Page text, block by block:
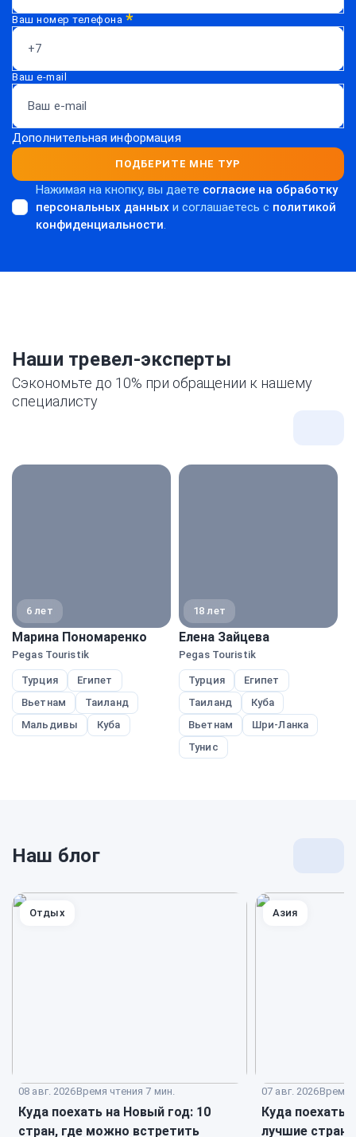
Ваш номер телефона *
Ваш e-mail
Дополнительная информация
ПОДБЕРИТЕ МНЕ ТУР
Нажимая на кнопку, вы даете согласие на обработку
персональных данных и соглашаетесь c политикой
конфиденциальности.
Наши тревел-эксперты
Сэкономьте до 10% при обращении к нашему
специалисту
6 лет
Марина Пономаренко
Pegas Touristik
Турция
Египет
Вьетнам
Таиланд
Мальдивы
Куба
18 лет
Елена Зайцева
Pegas Touristik
Турция
Египет
Таиланд
Куба
Вьетнам
Шри-Ланка
Тунис
Наш блог
08 авг. 2026Время чтения 7 мин.
Куда поехать на Новый год: 10
стран, где можно встретить
Отдых
07 авг. 2026Время
Куда поехать
лучшие
Азия